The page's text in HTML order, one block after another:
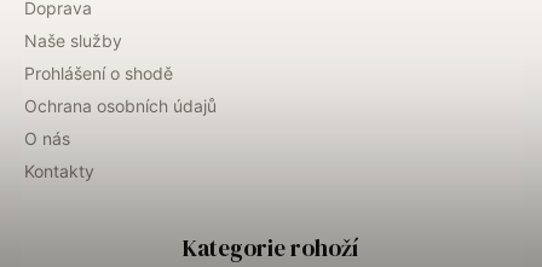
Doprava
Naše služby
Prohlášení o shodě
Ochrana osobních údajů
O nás
Kontakty
Kategorie rohoží